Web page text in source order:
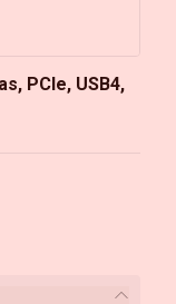
PCIe, USB4,